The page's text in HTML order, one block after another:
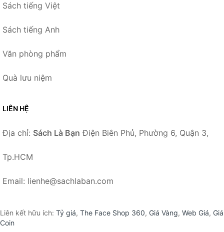
Sách tiếng Việt
Sách tiếng Anh
Văn phòng phẩm
Quà lưu niệm
LIÊN HỆ
Địa chỉ: Sách Là Bạn Điện Biên Phủ, Phường 6, Quận 3,
Tp.HCM
Email: lienhe@sachlaban.com
Liên kết hữu ích: Tỷ giá, The Face Shop 360, Giá Vàng, Web Giá, Giá
Coin